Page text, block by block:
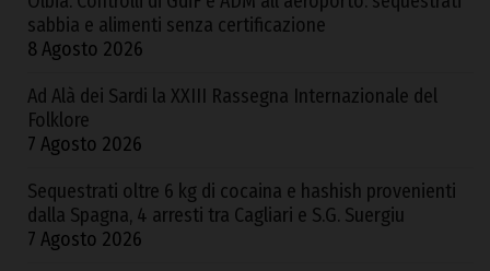
sabbia e alimenti senza certificazione
8 Agosto 2026
Ad Alà dei Sardi la XXIII Rassegna Internazionale del
Folklore
7 Agosto 2026
Sequestrati oltre 6 kg di cocaina e hashish provenienti
dalla Spagna, 4 arresti tra Cagliari e S.G. Suergiu
7 Agosto 2026